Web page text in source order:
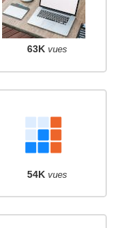
63K vues
54K vues